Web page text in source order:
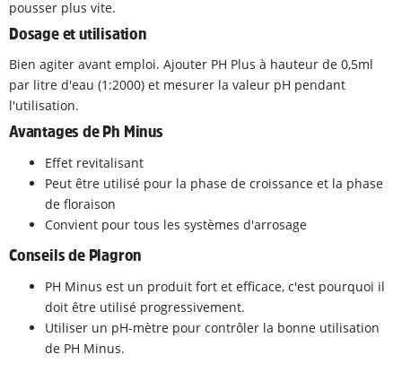
pousser plus vite.
Dosage et utilisation
Bien agiter avant emploi. Ajouter PH Plus à hauteur de 0,5ml
par litre d'eau (1:2000) et mesurer la valeur pH pendant
l'utilisation.
Avantages de Ph Minus
Effet revitalisant
Peut être utilisé pour la phase de croissance et la phase
de floraison
Convient pour tous les systèmes d'arrosage
Conseils de Plagron
PH Minus est un produit fort et efficace, c'est pourquoi il
doit être utilisé progressivement.
Utiliser un pH-mètre pour contrôler la bonne utilisation
de PH Minus.